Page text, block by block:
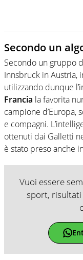
Secondo un
Secondo un gruppo
Innsbruck in Austria,
utilizzando dunque
Francia la favorita
campione d’Europa,
e compagni.
ottenuti dai Galletti
è stato preso anche
Vuoi essere
sport, risultati